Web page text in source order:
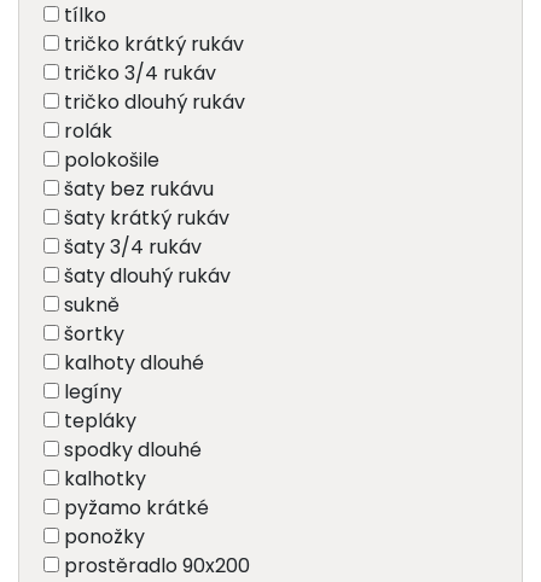
tílko
tričko krátký rukáv
tričko 3/4 rukáv
tričko dlouhý rukáv
rolák
polokošile
šaty bez rukávu
šaty krátký rukáv
šaty 3/4 rukáv
šaty dlouhý rukáv
sukně
šortky
kalhoty dlouhé
legíny
tepláky
spodky dlouhé
kalhotky
pyžamo krátké
ponožky
prostěradlo 90x200